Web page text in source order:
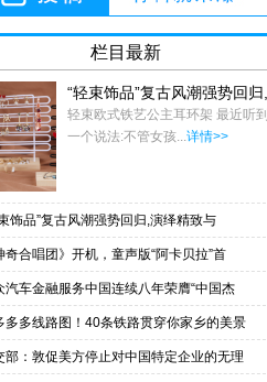
栏目最新
“轻束饰品”复古风潮强势回归,
演绎精致与
轻束欧式铁艺公主耳环架 最近听到
一个说法:不管女孩...详情>>
饰品”复古风潮强势回归,演绎精致与
奇合唱团》开机，童声版“阿卡贝拉”首
汽车金融服务中国连续八年荣膺“中国杰
多多线路图！40条铁路贯穿你家乡的美景
部：敦促美方停止对中国特定企业的无理